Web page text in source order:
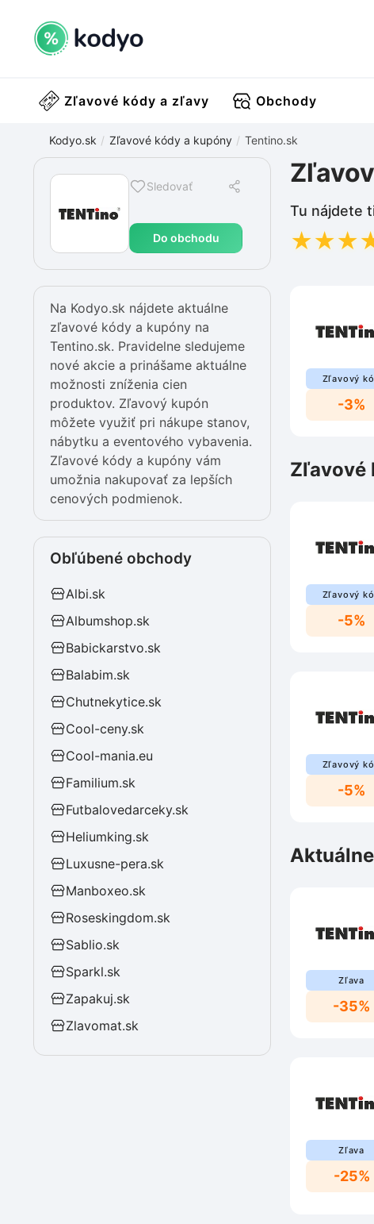
Zľavové kódy a zľavy Obchody
Kodyo.sk Zľavové kódy a kupóny Tentino.sk
Sledovať
Do obchodu
Tu nájdete
★★★
Na Kodyo.sk nájdete aktuálne
zľavové kódy a kupóny na
Tentino.sk. Pravidelne sledujeme
nové akcie a prinášame aktuálne
možnosti zníženia cien
produktov. Zľavový kupón
môžete využiť pri nákupe stanov,
nábytku a eventového vybavenia.
Zľavové kódy a kupóny vám
umožnia nakupovať za lepších
cenových podmienok.
Obľúbené obchody
Albi.sk
Albumshop.sk
Babickarstvo.sk
Balabim.sk
Chutnekytice.sk
Cool-ceny.sk
Cool-mania.eu
Familium.sk
Futbalovedarceky.sk
Heliumking.sk
Luxusne-pera.sk
Manboxeo.sk
Roseskingdom.sk
Sablio.sk
Sparkl.sk
Zapakuj.sk
Zlavomat.sk
Zľavový
-3%
Zľavové
Zľavový
-5%
Zľavový
-5%
Zľava
-35%
Zľava
-25%